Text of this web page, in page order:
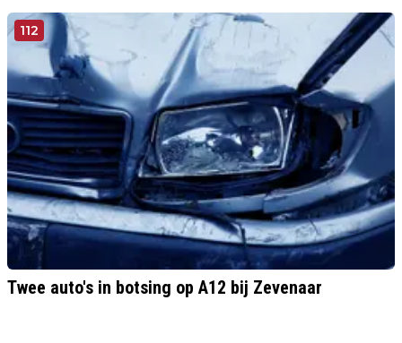
112
Twee auto's in botsing op A12 bij Zevenaar